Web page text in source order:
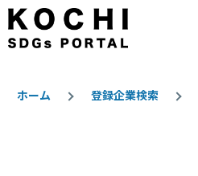
メインコンテンツに移動
ホーム 登録企業検索